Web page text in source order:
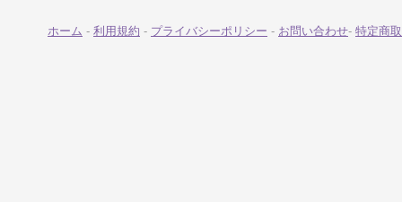
ホーム - 利用規約 - プライバシーポリシー - お問い合わせ- 特定商